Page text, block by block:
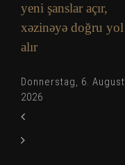
yeni şanslar açır,
xəzinəyə doğru yol
alır
Donnerstag, 6. August
2026